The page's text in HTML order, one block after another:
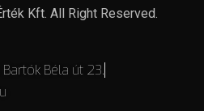
Kft. All Right Reserved.
Béla út 23.